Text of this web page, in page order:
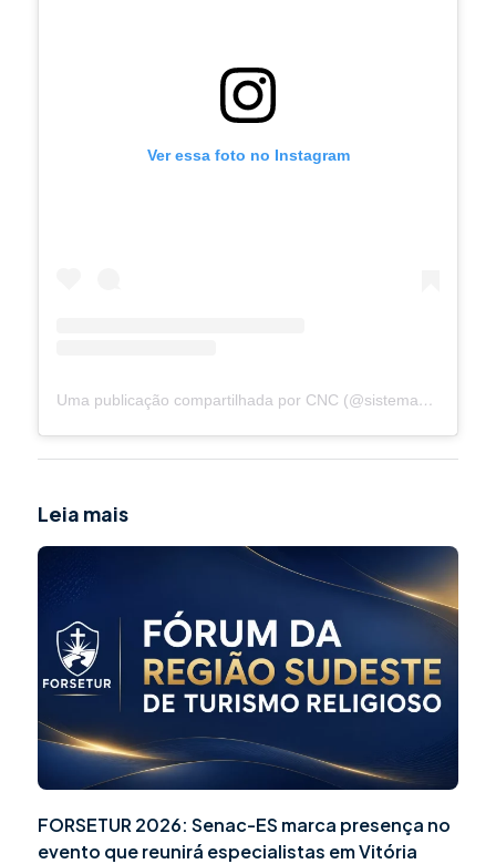
Ver essa foto no Instagram
Uma publicação compartilhada por CNC (@sistemacnc)
Leia mais
FORSETUR 2026: Senac-ES marca presença no
evento que reunirá especialistas em Vitória